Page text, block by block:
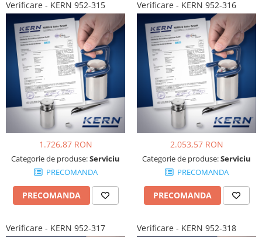
Masa microscop
Obiective microscoape
Oculare microscop
Standuri Stereomicroscoape
Unitate contrast de faza
Unitate fluorescenta
Unitate polarizare
Standard calibrare
Scala aditionala refractometru
Verificare - KERN 952-315
1.726,87 RON
Categorie de produse:Serviciu
PRECOMANDA
PRECOMANDA
Verificare - KERN 952-316
2.053,57 RON
Categorie de produse:Serviciu
PRECOMANDA
PRECOMANDA
Verificare - KERN 952-317 Verificare - KERN 952-318